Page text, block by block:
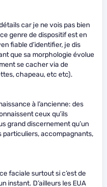
car je ne vois pas bien
genre de dispositif est en
fiable d’identifier, je dis
que sa morphologie évolue
se cacher via de
chapeau, etc etc).
à l’ancienne: des
ceux qu’ils
grand discernement qu’un
particuliers, accompagnants,
faciale surtout si c’est de
instant. D’ailleurs les EUA